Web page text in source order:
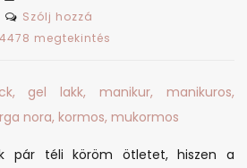
Szólj hozzá
Köröm
4478 megtekintés
pár téli köröm ötletet, hiszen a